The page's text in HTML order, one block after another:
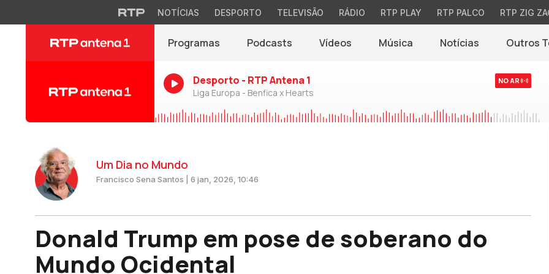
NOTÍCIAS DESPORTO TELEVISÃO RÁDIO RTP PLAY RTP PALCO RTP ZIG
Programas Podcasts Vídeos Música Notícias(abre em nova
Outros
Desporto - RTP Antena 1
Liga Europa - Benfica x Hearts
NO AR
Um Dia no Mundo
Francisco Sena Santos | 6 jan, 2026, 10:46
Donald Trump em pose de soberano do
Mundo Ocidental